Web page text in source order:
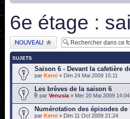
6e étage :
Publier un nouveau
sujet
SUJETS
Saison 6 - Devant la cafetière
par Kerni » Dim 24 Mai 2009 15:11
Les brèves de la saison 6
par Venusia » Mer 20 Mai 2009 14:04
Numérotation des épisodes de
par Kerni » Dim 11 Oct 2009 21:24